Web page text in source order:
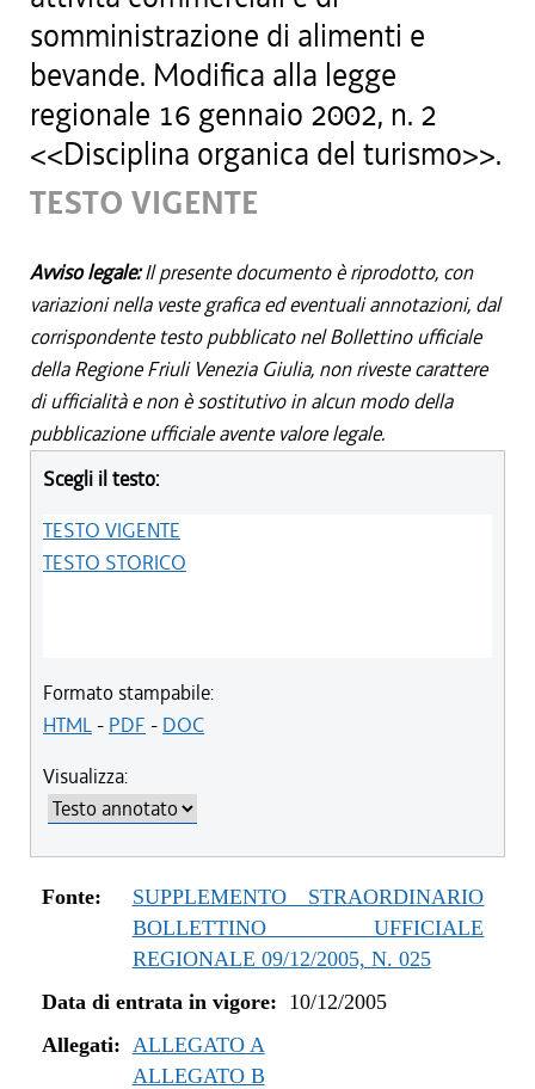
somministrazione di alimenti e
bevande. Modifica alla legge
regionale 16 gennaio 2002, n. 2
<<Disciplina organica del turismo>>.
TESTO VIGENTE
Avviso legale:Il presente documento è riprodotto, con
variazioni nella veste grafica ed eventuali annotazioni, dal
corrispondente testo pubblicato nel Bollettino ufficiale
della Regione Friuli Venezia Giulia, non riveste carattere
di ufficialità e non è sostitutivo in alcun modo della
pubblicazione ufficiale avente valore legale.
Scegli il testo:
TESTO VIGENTE
TESTO STORICO
Formato stampabile:
HTML- PDF - DOC
Visualizza:
Fonte:
SUPPLEMENTO STRAORDINARIO
BOLLETTINO UFFICIALE
REGIONALE 09/12/2005, N. 025
Data di entrata in vigore: 10/12/2005
Allegati: ALLEGATO A
ALLEGATO B